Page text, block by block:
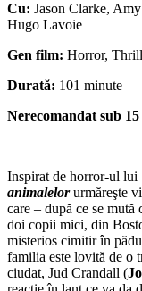
Cu: Jason Clarke,
Hugo Lavoie
Gen film: Horror,
Durată: 101 minute
Nerecomandat sub
Inspirat de horror-ul lui
animalelorurmăreşte
care – după ce se mută
doi copii mici, din
misterios cimitir în
familia este lovită de o
ciudat, Jud Crandall (